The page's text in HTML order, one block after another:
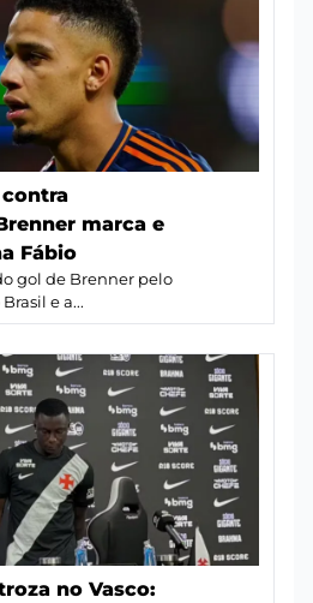
contra
marca e
Fábio
gol de Brenner pelo
e a...
no Vasco: